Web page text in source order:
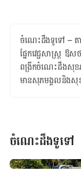
ចំណេះដឹងទូទៅ – តា
ផ្នែកវេជ្ជសាស្ត្រ​​​
ពង្រីកចំណេះដឹងសុខភ
មានសុភមង្គលនិងសុខ
ចំណេះដឹងទូទៅ